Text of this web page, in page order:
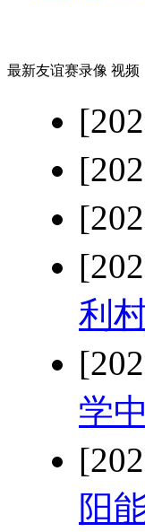
最新友谊赛录像 视频
利
学
阳